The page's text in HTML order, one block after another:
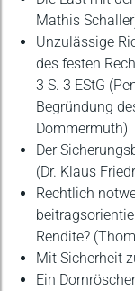
Mathis
Unzulässige
des festen
3 S. 3 EStG
Begründung
Dommermuth)
Der
(Dr. Klaus
Rechtlich
Rendite?
Mit Sicherheit
Ein